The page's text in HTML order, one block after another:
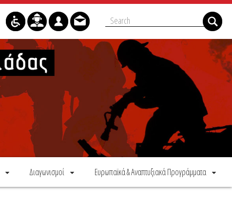
Διαγωνισμοί Ευρωπαϊκά & Αναπτυξιακά Προγράμματα